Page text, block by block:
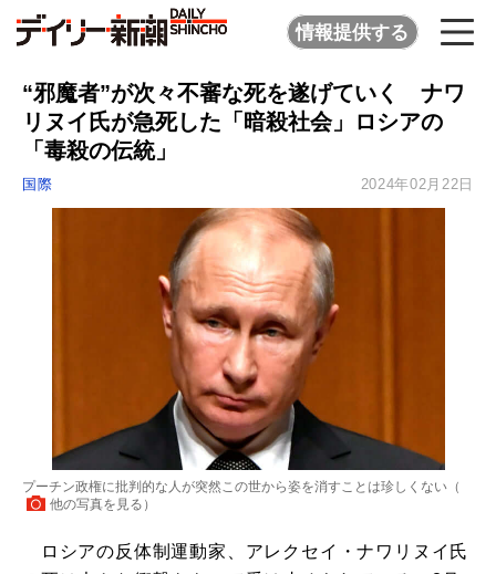
情報提供する
“邪魔者”が次々不審な死を遂げていく ナワ
リヌイ氏が急死した「暗殺社会」ロシアの
「毒殺の伝統」
国際 2024年02月22日
プーチン政権に批判的な人が突然この世から姿を消すことは珍しくない（
他の写真を見る ）
ロシアの反体制運動家、アレクセイ・ナワリヌイ氏